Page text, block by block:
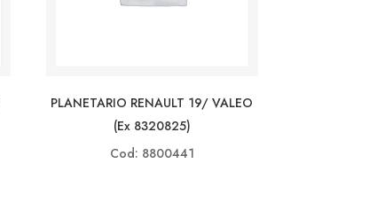
PLANETARIO RENAULT 19/ VALEO
(ex 8320825)
Cod: 8800441